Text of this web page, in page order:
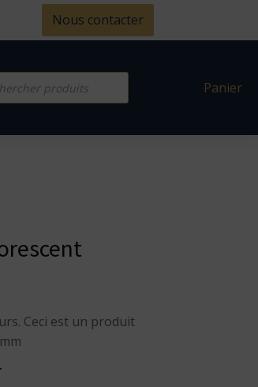
Nous contacter
Panier
Ceci est un produit